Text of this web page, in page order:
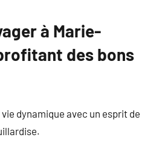
à Marie-
des bons
vie dynamique avec un esprit de